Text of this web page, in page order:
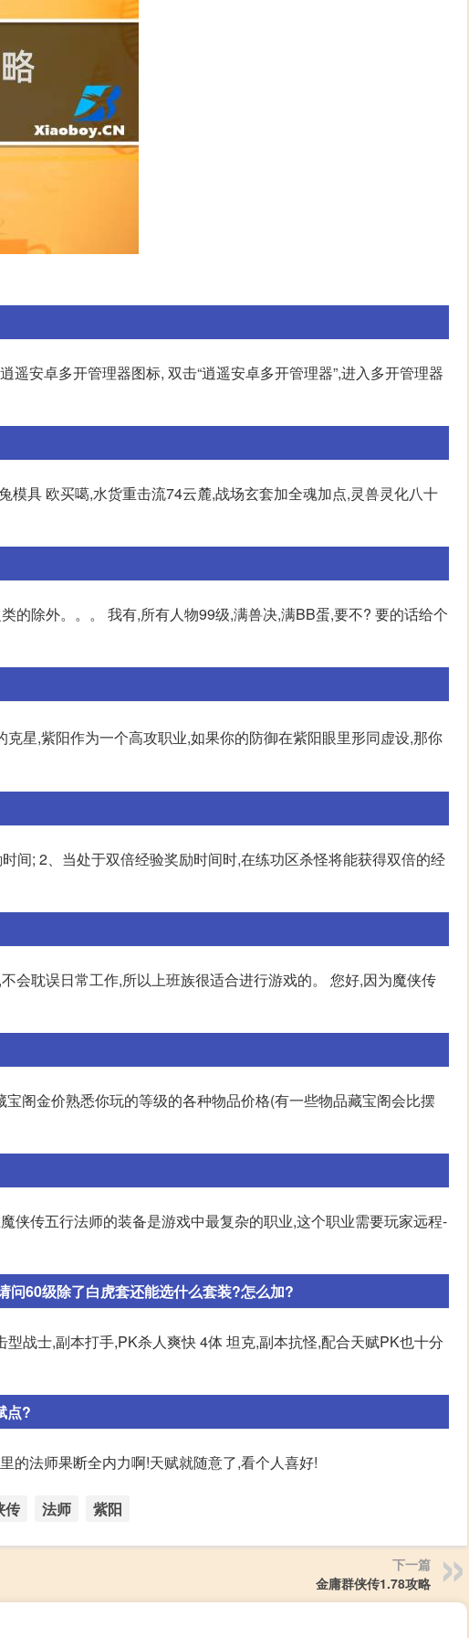
安卓多开管理器图标, 双击“逍遥安卓多开管理器”,进入多开管理器
具 欧买噶,水货重击流74云麓,战场玄套加全魂加点,灵兽灵化八十
的除外。。。 我有,所有人物99级,满兽决,满BB蛋,要不? 要的话给个
星,紫阳作为一个高攻职业,如果你的防御在紫阳眼里形同虚设,那你
间; 2、当处于双倍经验奖励时间时,在练功区杀怪将能获得双倍的经
会耽误日常工作,所以上班族很适合进行游戏的。 您好,因为魔侠传
阁金价熟悉你玩的等级的各种物品价格(有一些物品藏宝阁会比摆
侠传五行法师的装备是游戏中最复杂的职业,这个职业需要玩家远程-
问60级除了白虎套还能选什么套装?怎么加?
战士,副本打手,PK杀人爽快 4体 坦克,副本抗怪,配合天赋PK也十分
点?
的法师果断全内力啊!天赋就随意了,看个人喜好!
传 法师 紫阳
下一篇
金庸群侠传1.78攻略